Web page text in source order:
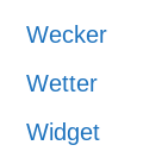
Wecker
Wetter
Widget